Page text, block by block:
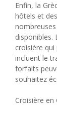
Enfin, la
hôtels et
disponibles.
croisière
incluent le
forfaits
souhaitez
Croisière